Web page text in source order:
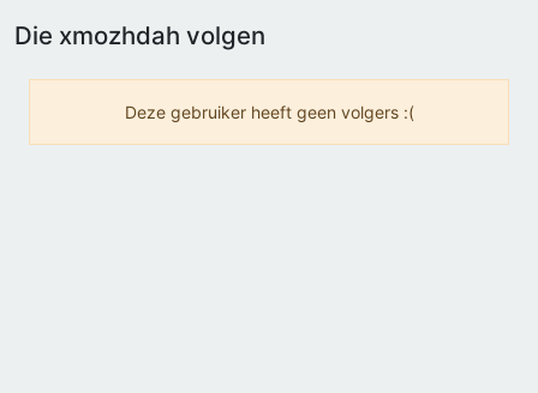
Die xmozhdah volgen
Deze gebruiker heeft geen volgers :(